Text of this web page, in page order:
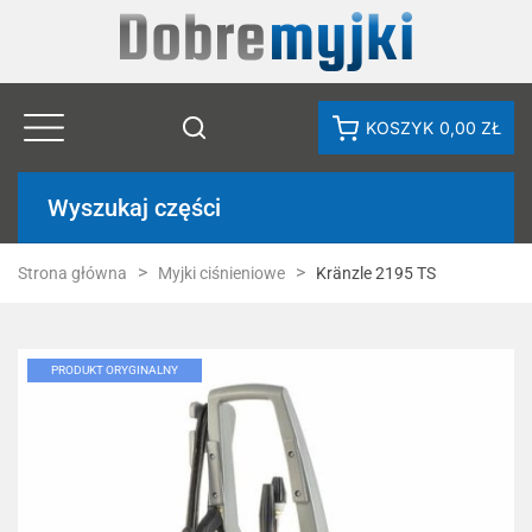
KOSZYK 0,00 ZŁ
Wyszukaj części
Strona główna Myjki ciśnieniowe Kränzle 2195 TS
PRODUKT ORYGINALNY